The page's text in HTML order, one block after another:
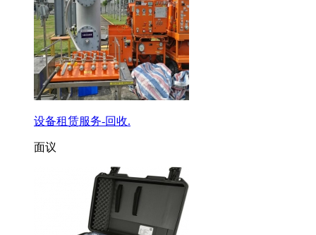
设备租赁服务-回收.
面议